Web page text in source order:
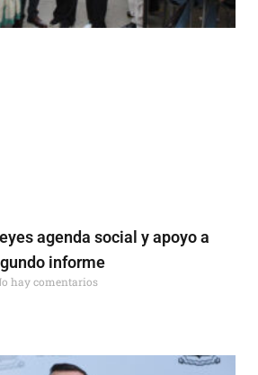
agenda social y apoyo a
informe
hay comentarios